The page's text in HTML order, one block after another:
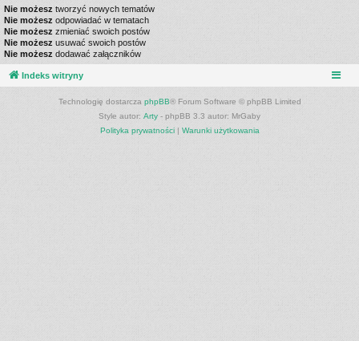
Nie możesz tworzyć nowych tematów
Nie możesz odpowiadać w tematach
Nie możesz zmieniać swoich postów
Nie możesz usuwać swoich postów
Nie możesz dodawać załączników
Indeks witryny
Technologię dostarcza phpBB® Forum Software © phpBB Limited
Style autor: Arty - phpBB 3.3 autor: MrGaby
Polityka prywatności| Warunki użytkowania